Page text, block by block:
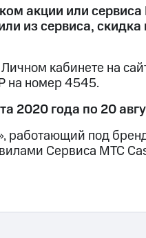
акции или
из сервиса, скидка
кабинете на
на номер 4545.
2020 года по 20
работающий под
Сервиса МТС